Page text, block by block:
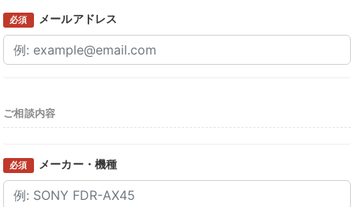
必須 メールアドレス
ご相談内容
必須 メーカー・機種